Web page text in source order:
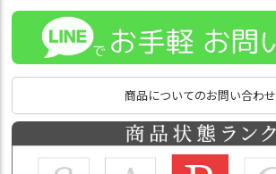
商品についてのお問い合わせ